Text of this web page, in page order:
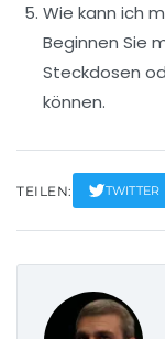
Wie kann ich
Beginnen Sie
Steckdosen
können.
TEILEN: TWITTER